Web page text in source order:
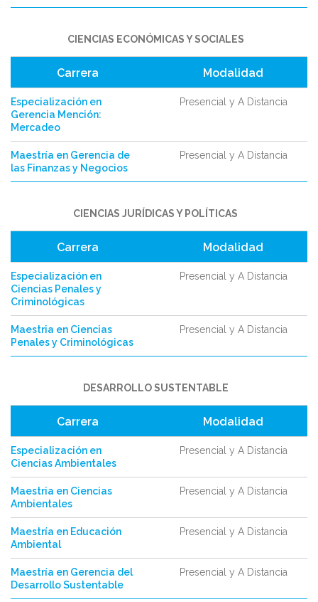
CIENCIAS ECONÓMICAS Y SOCIALES
Carrera Modalidad
Especialización en
Gerencia Mención:
Mercadeo
Presencial y A Distancia
Maestría en Gerencia de
las Finanzas y Negocios
Presencial y A Distancia
CIENCIAS JURÍDICAS Y POLÍTICAS
Carrera Modalidad
Especialización en
Ciencias Penales y
Criminológicas
Presencial y A Distancia
Maestria en Ciencias
Penales y Criminológicas
Presencial y A Distancia
DESARROLLO SUSTENTABLE
Carrera Modalidad
Especialización en
Ciencias Ambientales
Presencial y A Distancia
Maestria en Ciencias
Ambientales
Presencial y A Distancia
Maestría en Educación
Ambiental
Presencial y A Distancia
Maestría en Gerencia del
Desarrollo Sustentable
Presencial y A Distancia